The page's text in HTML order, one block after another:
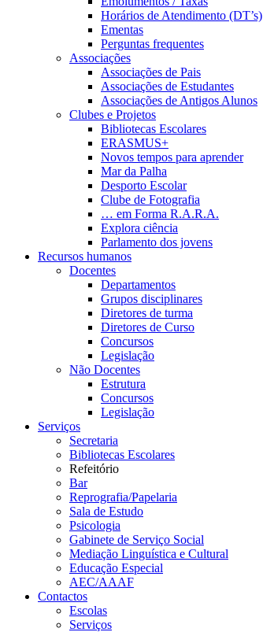
Horários de Atendimento (DT’s)
Ementas
Perguntas frequentes
Associações
Associações de Pais
Associações de Estudantes
Associações de Antigos Alunos
Clubes e Projetos
Bibliotecas Escolares
ERASMUS+
Novos tempos para aprender
Mar da Palha
Desporto Escolar
Clube de Fotografia
… em Forma R.A.R.A.
Explora ciência
Parlamento dos jovens
Recursos humanos
Docentes
Departamentos
Grupos disciplinares
Diretores de turma
Diretores de Curso
Concursos
Legislação
Não Docentes
Estrutura
Concursos
Legislação
Serviços
Secretaria
Bibliotecas Escolares
Refeitório
Bar
Reprografia/Papelaria
Sala de Estudo
Psicologia
Gabinete de Serviço Social
Mediação Linguística e Cultural
Educação Especial
AEC/AAAF
Contactos
Escolas
Serviços